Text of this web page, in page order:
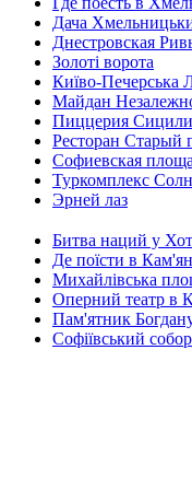
Дача
Днестровская
Золоті ворота
Київо-Печерська
Майдан
Пиццерия
Ресторан Старый
Софиевская
Туркомплекс
Эрней лаз
Битва наций у
Де поїсти в
Михайлівська
Оперний театр в
Пам'ятник
Софіївський